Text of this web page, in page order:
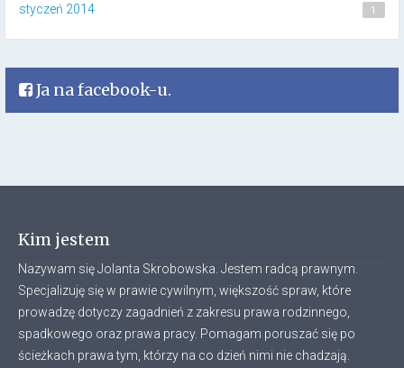
styczeń 2014 1
Ja na facebook-u.
Kim jestem
Nazywam się Jolanta Skrobowska. Jestem radcą prawnym.
Specjalizuję się w prawie cywilnym, większość spraw, które
prowadzę dotyczy zagadnień z zakresu prawa rodzinnego,
spadkowego oraz prawa pracy. Pomagam poruszać się po
ścieżkach prawa tym, którzy na co dzień nimi nie chadzają.